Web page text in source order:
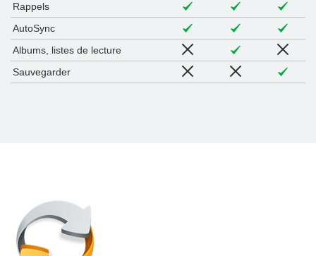
Rappels
AutoSync
Albums, listes de lecture
Sauvegarder